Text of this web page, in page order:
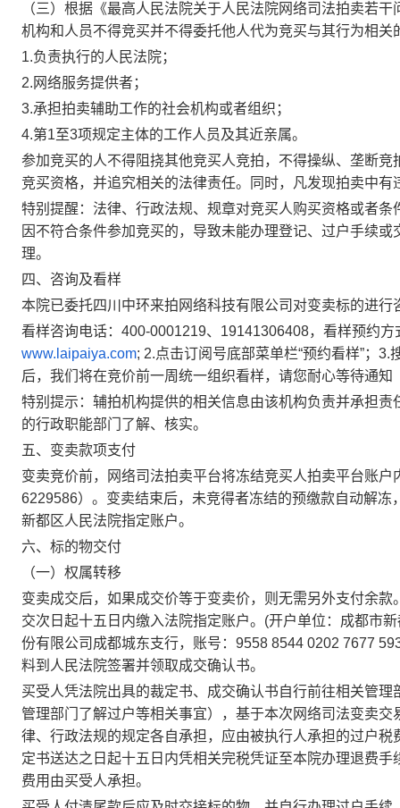
（三）根据《最高人民法院关于人民法院网络司法拍卖若
机构和人员不得竞买并不得委托他人代为竞买与其行为相关
1.负责执行的人民法院；
2.网络服务提供者；
3.承担拍卖辅助工作的社会机构或者组织；
4.第1至3项规定主体的工作人员及其近亲属。
参加竞买的人不得阻挠其他竞买人竞拍，不得操纵、垄断
竞买资格， 并追究相关的法律责任。同时，凡发现拍卖中有
特别提醒： 法律、行政法规、规章对竞买人购买资格或者
因不符合条件参加竞买的，导致未能办理登记、过户手续
理。
四、咨询及看样
本院已委托四川中环来拍网络科技有限公司对变卖标的进行
看样咨询电话： 400-0001219、 19141306408， 看样预约方
www.laipaiya.com; 2.点击订阅号底部菜单栏“预约看样”； 3.
后，我们将在竞价前一周统一组织看样，请您耐心等待通
特别提示 ：辅拍机构提供的相关信息由该机构负责并承担责
的行政职能部门了解、核实。
五、变卖款项支付
变卖竞价前，网络司法拍卖平台将冻结竞买人拍卖平台账户
6229586）。变卖结束后， 未竞得者冻结的预缴款自动解冻
新都区人民法院指定账户。
六、标的物交付
（一）权属转移
变卖成交后，如果成交价等于变卖价，则无需另外支付余
交次日起十五日 内缴入法院指定账户。 (开户单位：成都市
份有限公司成都城东支行，账号：9558 8544 0202 7677
料到人民法院签署并领取成交确认书。
买受人凭法院出具的裁定书、成交确认书自行前往相关管
管理部门了解过户等相关事宜），基于本次网络司法变卖
律、行政法规的规定各自承担，应由被执行人承担的过户
定书送达之日起十五日内凭相关完税凭证至本院办理退费
费用由买受人承担。